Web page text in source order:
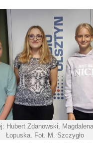
Hubert Zdanowski,
Łopuska. Fot. M. Szczygło